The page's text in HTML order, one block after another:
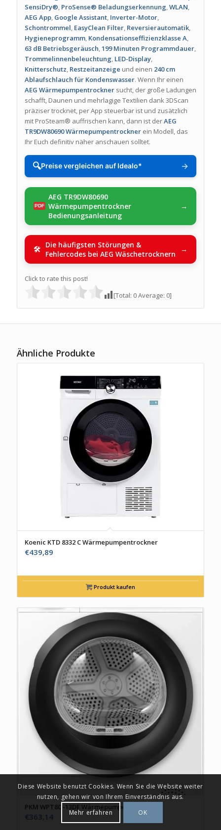
SensiDry®, ProSense® Beladungserkennung,WLAN,
AEG App, Google Assistant, Inverter-Motor,
Schontrommel, EasyClean Filter, Reversierautomatik,
Hygieneprogramm, Kondensationseffizienzklasse A,
63 dB Betriebsgeräusch,199 Minuten Programmdauer,
Trommelinnenbeleuchtung, LED-Display,
Knitterschutz, Restzeitanzeige und einen 240 cm
Ablaufschlauch für Kondenswasser. Wenn Ihr einen
AEG Wärmepumpentrocknersucht, der große Ladungen
schafft, Daunen und mehrlagige Textilien dank 3DScan
präziser trocknet, per App steuerbar ist und zusätzlich
mit ProSteam® auffrischen kann, dann ist derAEG
TR9DW80690 Wärmepumpentrocknerein Modell, das
Ihr Euch definitiv näher anschauen solltet.
🔍Preise vergleichen auf Idealo* →
AEG TR9DW80690
Wärmepumpentrockner
Bedienungsanleitung
Die häufigsten Störungen &
Fehlercodes bei AEG Wäschetrocknern
Click to rate this post!
[Total: 0Average: 0]
Ähnliche Produkte
Koenic KTD 8332 C Wärmepumpentrockner
€439,89
Produkt kaufen
PKM WPT8O-13DE Wärmepumpentrockner
€363,14
Diese Website benutzt Cookies. Wenn Sie die Website weiter
nutzen, gehen wir von Ihrem Einverständnis aus.
Mehr erfahren
OK